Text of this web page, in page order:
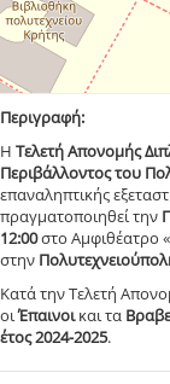
Περιγραφή:
Η Τελετή Απονομής
Περιβάλλοντος του
επαναληπτικής
πραγματοποιηθεί την
12:00στο Αμφιθέατρο
στην
Κατά την Τελετή
οιΈπαινοικαι τα
έτος 2024-2025.